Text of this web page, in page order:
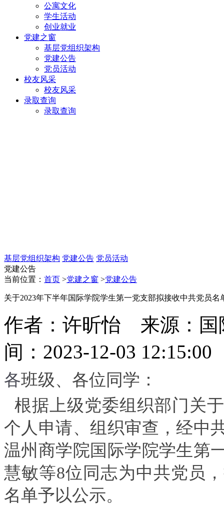
公寓文化
学生活动
创业就业
党建之窗
基层党组织架构
党建公告
党员活动
校友风采
校友风采
录取查询
录取查询
基层党组织架构 党建公告 党员活动
党建公告
当前位置： 首页 >党建之窗 >党建公告
关于2023年下半年国际学院学生第一党支部拟接收中共党员名
作者：许昕怡 来源：
间：2023-12-03
各班级、各位同学：
根据上级党委组织部门关
个人申请、组织审查，经中
温州商学院国际学院学生第
慧敏等8位同志为中共党员
名单予以公示。